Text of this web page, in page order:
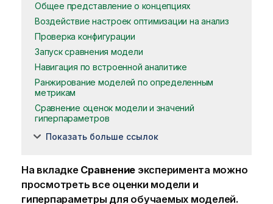
Общее представление о концепциях
Воздействие настроек оптимизации на анализ
Проверка конфигурации
Запуск сравнения модели
Навигация по встроенной аналитике
Ранжирование моделей по определенным
метрикам
Сравнение оценок модели и значений
гиперпараметров
Показать больше ссылок
На вкладке Сравнение эксперимента можно
просмотреть все оценки модели и
гиперпараметры для обучаемых моделей.